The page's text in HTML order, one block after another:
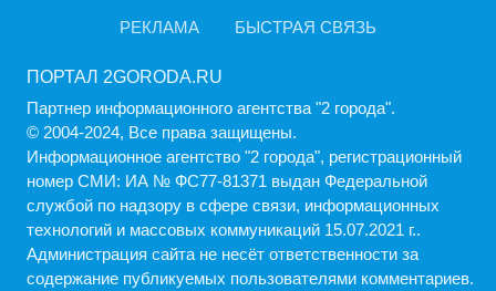
РЕКЛАМА БЫСТРАЯ СВЯЗЬ
ПОРТАЛ 2GORODA.RU
Партнер информационного агентства "2 города".
© 2004-2024, Все права защищены.
Информационное агентство "2 города", регистрационный
номер СМИ: ИА № ФС77-81371 выдан Федеральной
службой по надзору в сфере связи, информационных
технологий и массовых коммуникаций 15.07.2021 г..
Администрация cайта не несёт ответственности за
содержание публикуемых пользователями комментариев.